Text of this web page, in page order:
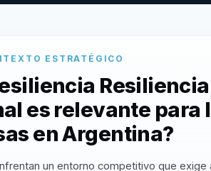
ESTRATÉGICO
Resiliencia
es relevante para
en Argentina?
un entorno competitivo que exige